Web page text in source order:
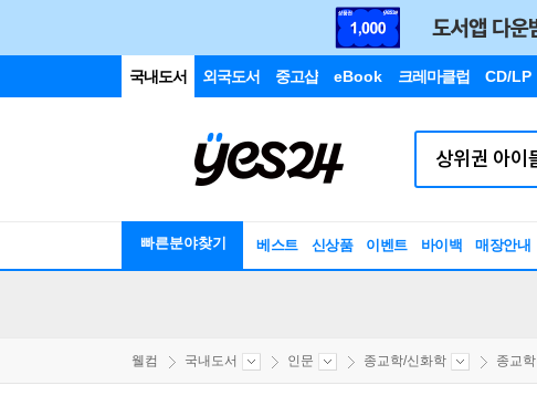
국내도서 외국도서 중고샵 eBook 크레마클럽 CD/LP
빠른분야찾기 베스트 신상품 이벤트 바이백 매장안내
웰컴 국내도서 인문 종교학/신화학 종교학